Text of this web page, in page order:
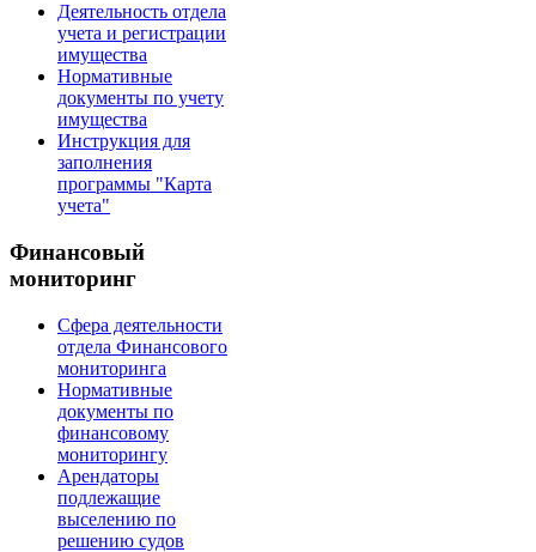
Деятельность отдела
учета и регистрации
имущества
Нормативные
документы по учету
имущества
Инструкция для
заполнения
программы "Карта
учета"
Финансовый
мониторинг
Сфера деятельности
отдела Финансового
мониторинга
Нормативные
документы по
финансовому
мониторингу
Арендаторы
подлежащие
выселению по
решению судов